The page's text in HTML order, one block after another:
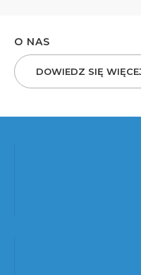
O NAS
DOWIEDZ SIĘ